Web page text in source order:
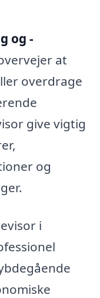
og -
at
overdrage
give vigtig
og
i